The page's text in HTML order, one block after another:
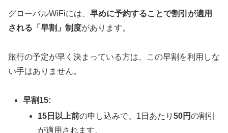
グローバルWiFiには、 早めに予約することで割引が適用
される「早割」制度があります。
旅行の予定が早く決まっている方は、この早割を利用しな
い手はありません。
早割15:
15日以上前の申し込みで、1日あたり50円の割引
が適用されます。